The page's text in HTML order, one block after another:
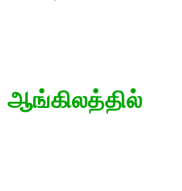
ஆங்கிலத்தில்